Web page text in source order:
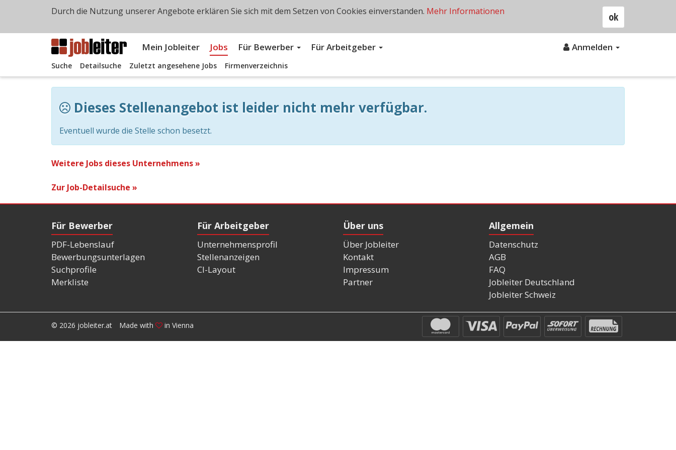
Mein Jobleiter Jobs Für Bewerber Für Arbeitgeber Anmelden
Suche Detailsuche Zuletzt angesehene Jobs Firmenverzeichnis
Dieses Stellenangebot ist leider nicht mehr verfügbar.
Eventuell wurde die Stelle schon besetzt.
Weitere Jobs dieses Unternehmens »
Zur Job-Detailsuche »
Für Bewerber
PDF-Lebenslauf
Bewerbungsunterlagen
Suchprofile
Merkliste
Für Arbeitgeber
Unternehmensprofil
Stellenanzeigen
CI-Layout
Über uns
Über Jobleiter
Kontakt
Impressum
Partner
Allgemein
Datenschutz
AGB
FAQ
Jobleiter Deutschland
Jobleiter Schweiz
© 2026 jobleiter.at Made with in Vienna
ok
Durch die Nutzung unserer Angebote erklären Sie sich mit dem Setzen von Cookies einverstanden. Mehr Informationen